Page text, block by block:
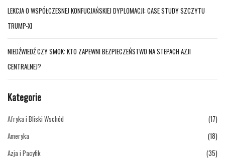
LEKCJA O WSPÓŁCZESNEJ KONFUCJAŃSKIEJ DYPLOMACJI: CASE STUDY SZCZYTU
TRUMP-XI
NIEDŹWIEDŹ CZY SMOK: KTO ZAPEWNI BEZPIECZEŃSTWO NA STEPACH AZJI
CENTRALNEJ?
Kategorie
Afryka i Bliski Wschód
(17)
Ameryka
(18)
Azja i Pacyfik
(35)